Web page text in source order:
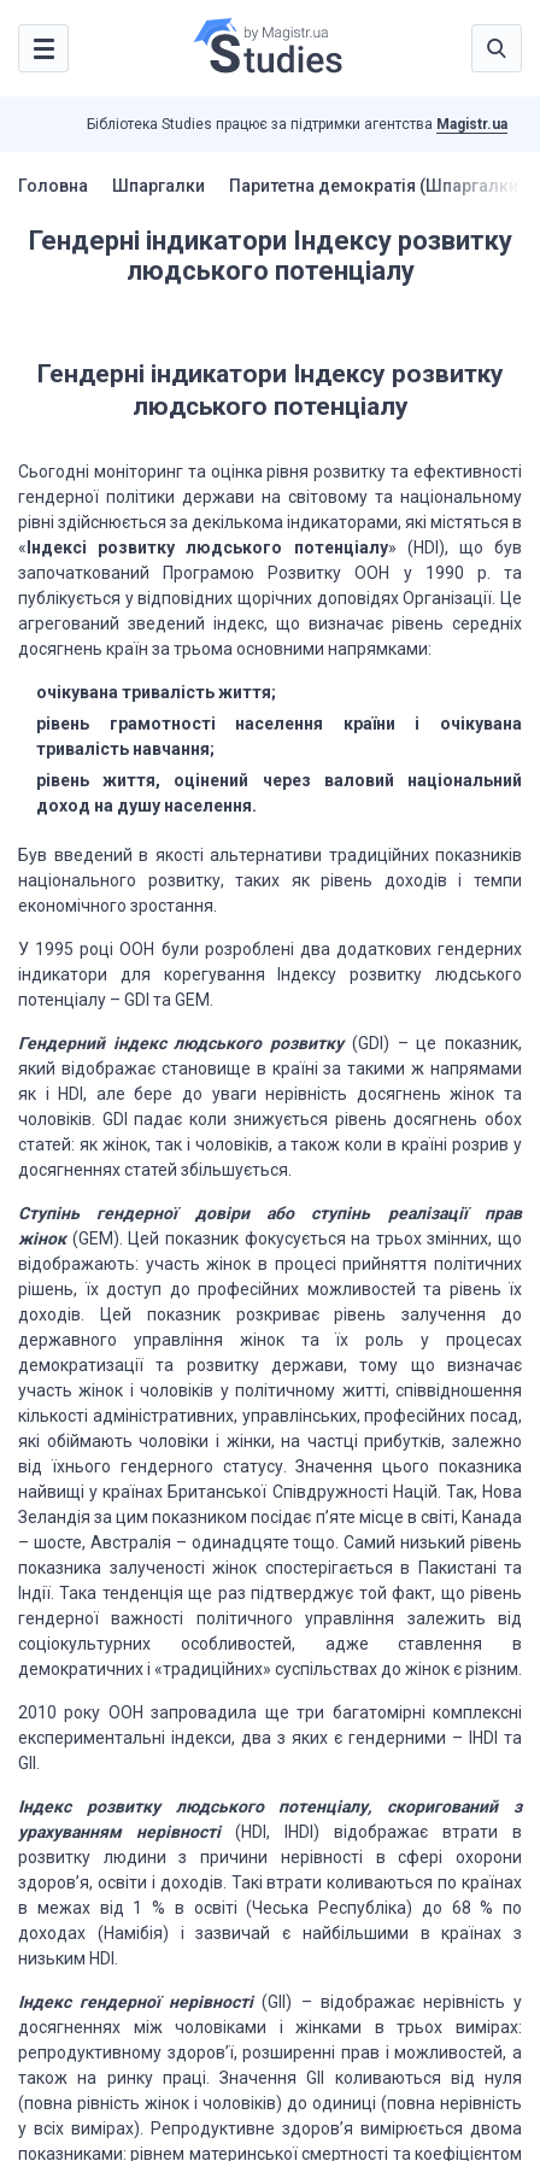
Бібліотека Studies працює за підтримки агентства Magistr.ua
Головна Шпаргалки Паритетна демократія (Шпаргалки)
Гендерні індикатори Індексу розвитку
людського потенціалу
Гендерні індикатори Індексу розвитку
людського потенціалу
Сьогодні моніторинг та оцінка рівня розвитку та ефективності
гендерної політики держави на світовому та національному
рівні здійснюється за декількома індикаторами, які містяться в
« Індексі розвитку людського потенціалу» (HDI), що був
започаткований Програмою Розвитку ООН у 1990 р. та
публікується у відповідних щорічних доповідях Організації. Це
агрегований зведений індекс, що визначає рівень середніх
досягнень країн за трьома основними напрямками:
очікувана тривалість життя;
рівень грамотності населення країни і очікувана
тривалість навчання;
рівень життя, оцінений через валовий національний
доход на душу населення.
Був введений в якості альтернативи традиційних показників
національного розвитку, таких як рівень доходів і темпи
економічного зростання.
У 1995 році ООН були розроблені два додаткових гендерних
індикатори для корегування Індексу розвитку людського
потенціалу – GDI та GEM.
Гендерний індекс людського розвитку(GDI) – це показник,
який відображає становище в країні за такими ж напрямами
як і HDI, але бере до уваги нерівність досягнень жінок та
чоловіків. GDI падає коли знижується рівень досягнень обох
статей: як жінок, так і чоловіків, а також коли в країні розрив у
досягненнях статей збільшується.
Ступінь гендерної довіри або ступінь реалізації прав
жінок (GEM). Цей показник фокусується на трьох змінних, що
відображають: участь жінок в процесі прийняття політичних
рішень, їх доступ до професійних можливостей та рівень їх
доходів. Цей показник розкриває рівень залучення до
державного управління жінок та їх роль у процесах
демократизації та розвитку держави, тому що визначає
участь жінок і чоловіків у політичному житті, співвідношення
кількості адміністративних, управлінських, професійних посад,
які обіймають чоловіки і жінки, на частці прибутків, залежно
від їхнього гендерного статусу. Значення цього показника
найвищі у країнах Британської Співдружності Націй. Так, Нова
Зеландія за цим показником посідає п’яте місце в світі, Канада
– шосте, Австралія – одинадцяте тощо. Самий низький рівень
показника залученості жінок спостерігається в Пакистані та
Індії. Така тенденція ще раз підтверджує той факт, що рівень
гендерної важності політичного управління залежить від
соціокультурних особливостей, адже ставлення в
демократичних і «традиційних» суспільствах до жінок є різним.
2010 року ООН запровадила ще три багатомірні комплексні
експериментальні індекси, два з яких є гендерними – IHDI та
GII.
Індекс розвитку людського потенціалу, скоригований з
урахуванням нерівності(HDI, IHDI) відображає втрати в
розвитку людини з причини нерівності в сфері охорони
здоров’я, освіти і доходів. Такі втрати коливаються по країнах
в межах від 1 % в освіті (Чеська Республіка) до 68 % по
доходах (Намібія) і зазвичай є найбільшими в країнах з
низьким HDI.
Індекс гендерної нерівності(GII) – відображає нерівність у
досягненнях між чоловіками і жінками в трьох вимірах:
репродуктивному здоров’ї, розширенні прав і можливостей, а
також на ринку праці. Значення GII коливаються від нуля
(повна рівність жінок і чоловіків) до одиниці (повна нерівність
у всіх вимірах). Репродуктивне здоров’я вимірюється двома
показниками: рівнем материнської смертності та коефіцієнтом